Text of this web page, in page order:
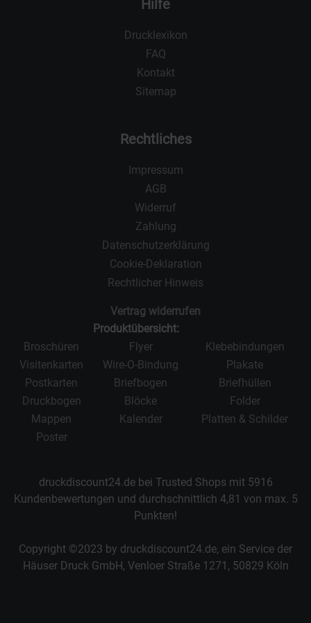
Hilfe
Drucklexikon
FAQ
Kontakt
Sitemap
Rechtliches
Impressum
AGB
Widerruf
Zahlung
Datenschutzerklärung
Cookie-Deklaration
Rechtlicher Hinweis
Vertrag widerrufen
Produktübersicht:
Broschüren
Flyer
Klebebindungen
Visitenkarten
Wire-O-Bindung
Plakate
Postkarten
Briefbogen
Briefhüllen
Druckbogen
Blöcke
Folder
Mappen
Kalender
Platten & Schilder
Poster
druckdiscount24.de bei Trusted Shops mit 5916
Kundenbewertungen und durchschnittlich 4,81 von max. 5
Punkten!
Copyright ©2023 by druckdiscount24.de, ein Service der
Häuser Druck GmbH, Venloer Straße 1271, 50829 Köln